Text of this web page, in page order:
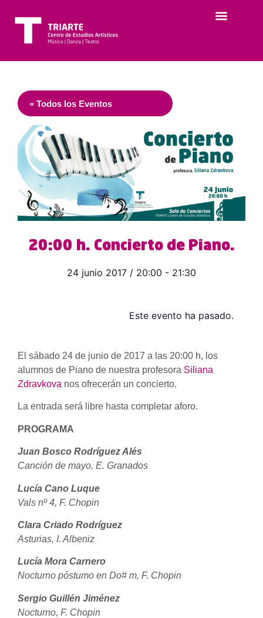
« Todos los Eventos
20:00 h. Concierto de Piano.
24 junio 2017 / 20:00 - 21:30
Este evento ha pasado.
El sábado 24 de junio de 2017 a las 20:00 h, los
alumnos de Piano de nuestra profesora Siliana
Zdravkova nos ofrecerán un concierto.
La entrada será libre hasta completar aforo.
PROGRAMA
Juan Bosco Rodríguez Alés
Canción de mayo, E. Granados
Lucía Cano Luque
Vals nº 4, F. Chopin
Clara Criado Rodríguez
Asturias, I. Albeniz
Lucía Mora Carnero
Nocturno póstumo en Do# m, F. Chopin
Sergio Guillén Jiménez
Nocturno, F. Chopin